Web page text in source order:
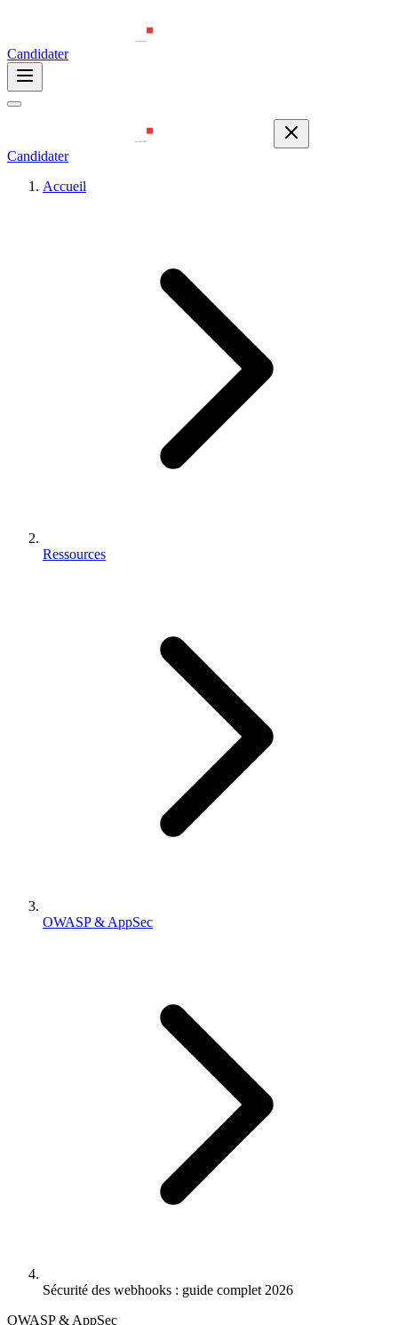
Candidater
Candidater
Accueil
Ressources
OWASP & AppSec
Sécurité des webhooks : guide complet 2026
OWASP & AppSec